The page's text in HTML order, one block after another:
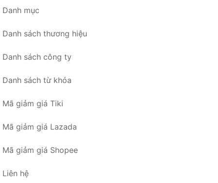
Danh mục
Danh sách thương hiệu
Danh sách công ty
Danh sách từ khóa
Mã giảm giá Tiki
Mã giảm giá Lazada
Mã giảm giá Shopee
Liên hệ